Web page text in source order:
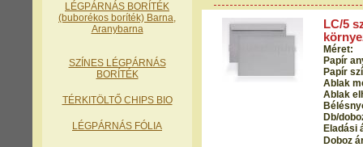
LÉGPÁRNÁS BORÍTÉK
(buborékos boríték) Barna,
Aranybarna
SZÍNES LÉGPÁRNÁS
BORÍTÉK
TÉRKITÖLTŐ CHIPS BIO
LÉGPÁRNÁS FÓLIA
LC/5
Méret:
Papír
Papír
Ablak
Ablak
Db/
Eladási
Doboz